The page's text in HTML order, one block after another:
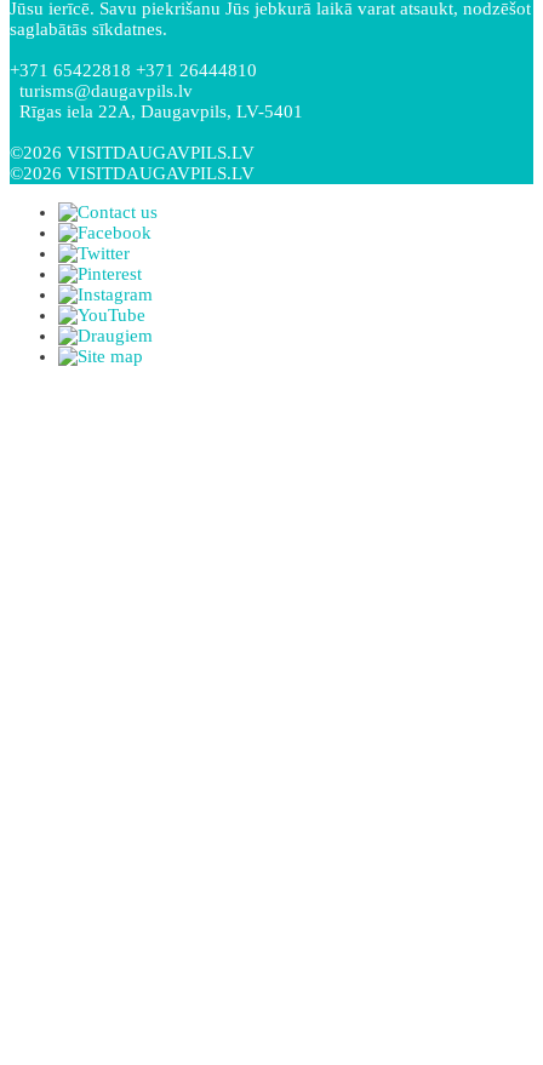
Jūsu ierīcē. Savu piekrišanu Jūs jebkurā laikā varat atsaukt, nodzēšot
saglabātās sīkdatnes.
+371 65422818 +371 26444810
turisms@daugavpils.lv
Rīgas iela 22A, Daugavpils, LV-5401
©2026 VISITDAUGAVPILS.LV
©2026 VISITDAUGAVPILS.LV